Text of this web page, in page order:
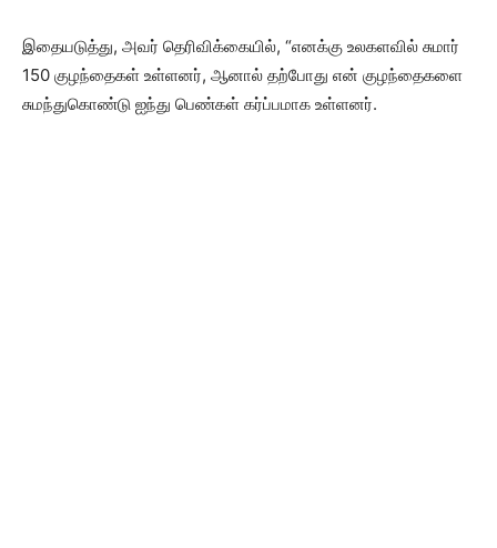
இதையடுத்து, அவர் தெரிவிக்கையில், “எனக்கு உலகளவில் சுமார்
150 குழந்தைகள் உள்ளனர், ஆனால் தற்போது என் குழந்தைகளை
சுமந்துகொண்டு ஐந்து பெண்கள் கர்ப்பமாக உள்ளனர்.